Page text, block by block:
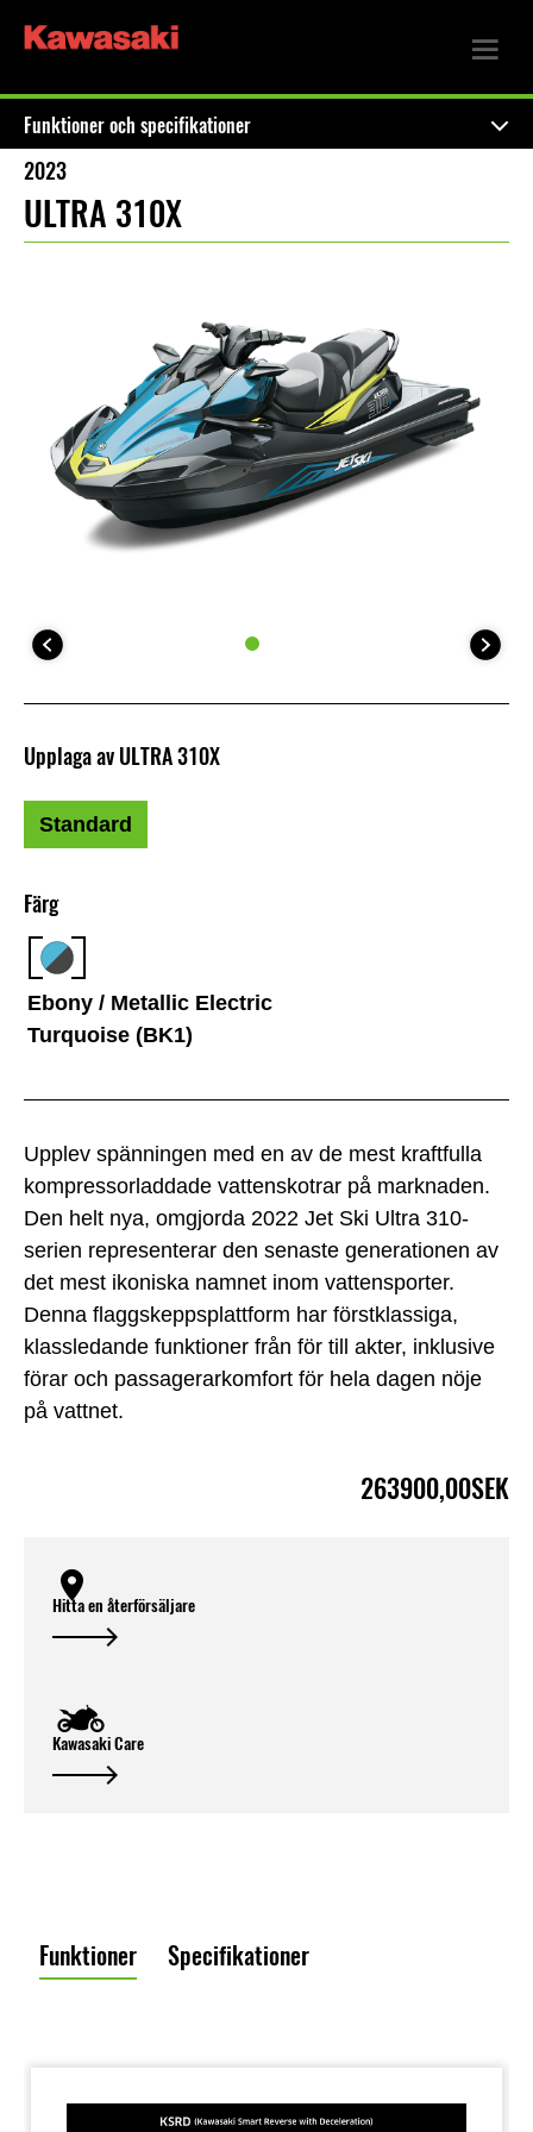
Funktioner och specifikationer
2023
ULTRA 310X
Upplev spänningen med en av de mest kraftfulla
kompressorladdade vattenskotrar på marknaden.
Den helt nya, omgjorda 2022 Jet Ski Ultra 310-
serien representerar den senaste generationen av
det mest ikoniska namnet inom vattensporter.
Denna flaggskeppsplattform har förstklassiga,
klassledande funktioner från för till akter, inklusive
förar och passagerarkomfort för hela dagen nöje
på vattnet.
263900,00SEK
Färg
Ebony / Metallic Electric
Turquoise (BK1)
Upplaga av ULTRA 310X
Standard
Hitta en återförsäljare
Kawasaki Care
Funktioner Specifikationer